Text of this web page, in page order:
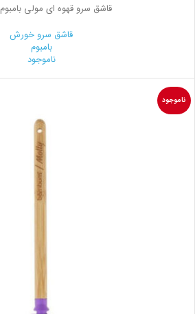
قاشق سرو قهوه ای مولی بامبوم B3675
قاشق سرو خورش
بامبوم
ناموجود
ناموجود